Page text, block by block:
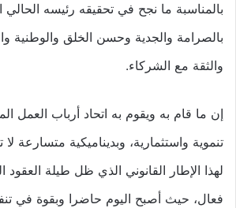
بالمناسبة ما نجح في تحقيقه رئيسه الحالي
بالصرامة والجدية وحسن الخلق والوطنية
والثقة مع الشركاء.
إن ما قام به ويقوم به اتحاد أرباب العمل
تنموية واستثمارية، وبديناميكية متسارعة
لهذا الإطار القانوني الذي ظل طيلة العقود
فعال، حيث أصبح اليوم حاضرا وبقوة في